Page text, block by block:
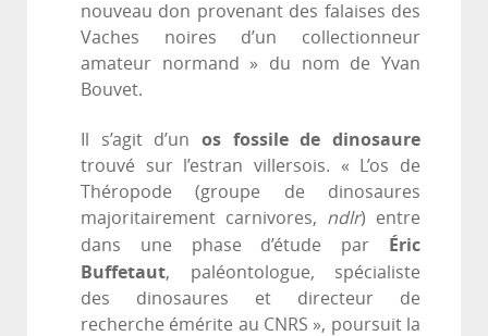
nouveau don provenant des falaises des
Vaches noires d’un collectionneur
amateur normand » du nom de Yvan
Bouvet.
Il s’agit d’un os fossile de dinosaure
trouvé sur l’estran villersois. « L’os de
Théropode (groupe de dinosaures
majoritairement carnivores, ndlr) entre
dans une phase d’étude par Éric
Buffetaut, paléontologue, spécialiste
des dinosaures et directeur de
recherche émérite au CNRS », poursuit la